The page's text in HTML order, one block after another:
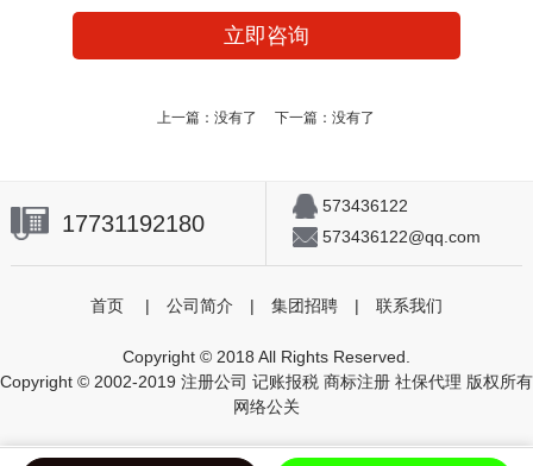
立即咨询
上一篇：没有了 下一篇：没有了
17731192180
573436122
573436122@qq.com
首页 | 公司简介 | 集团招聘 | 联系我们
Copyright © 2018 All Rights Reserved.
Copyright © 2002-2019 注册公司 记账报税 商标注册 社保代理 版权所有
网络公关